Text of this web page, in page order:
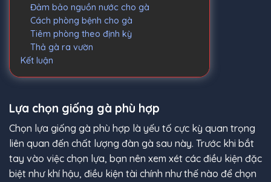
Đảm bảo nguồn nước cho gà
Cách phòng bệnh cho gà
Tiêm phòng theo định kỳ
Thả gà ra vườn
Kết luận
Lựa chọn giống gà phù hợp
Chọn lựa giống gà phù hợp là yếu tố cực kỳ quan trọng
liên quan đến chất lượng đàn gà sau này. Trước khi bắt
tay vào việc chọn lựa, bạn nên xem xét các điều kiện đặc
biệt như khí hậu, điều kiện tài chính như thế nào để chọn